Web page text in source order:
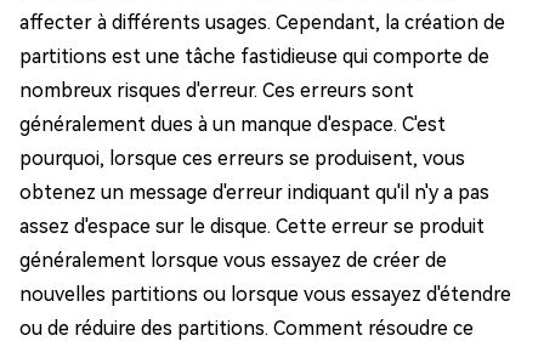
affecter à différents usages. Cependant, la création de
partitions est une tâche fastidieuse qui comporte de
nombreux risques d'erreur. Ces erreurs sont
généralement dues à un manque d'espace. C'est
pourquoi, lorsque ces erreurs se produisent, vous
obtenez un message d'erreur indiquant qu'il n'y a pas
assez d'espace sur le disque. Cette erreur se produit
généralement lorsque vous essayez de créer de
nouvelles partitions ou lorsque vous essayez d'étendre
ou de réduire des partitions. Comment résoudre ce